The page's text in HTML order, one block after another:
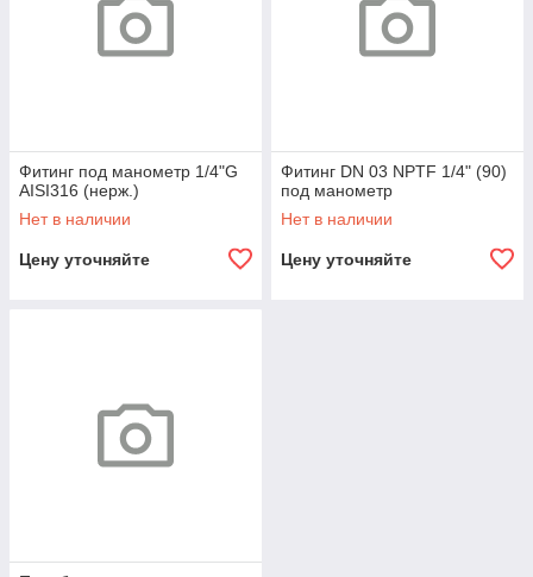
Фитинг под манометр 1/4"G
AISI316 (нерж.)
Нет в наличии
Цену уточняйте
Фитинг DN 03 NPTF 1/4" (90)
под манометр
Нет в наличии
Цену уточняйте